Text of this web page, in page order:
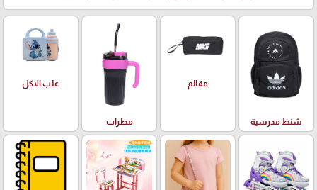
شنط مدرسية
مقالم
مطرات
علب الاكل